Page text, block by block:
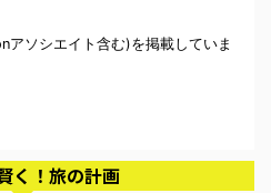
アソシエイト含む)を掲載していま
く！旅の計画